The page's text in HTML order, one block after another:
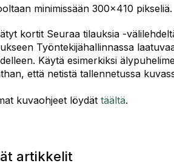
minimissään 300x410 pikseliä.
kortit Seuraa tilauksia -
Työntekijähallinnassa
Käytä esimerkiksi
että netistä tallennetussa
kuvaohjeet löydät täältä.
artikkelit